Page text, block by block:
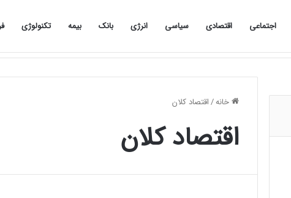
اجتماعی اقتصادی سیاسی انرژی بانک بیمه تکنولوژی
خانه/اقتصاد کلان
اقتصاد کلان